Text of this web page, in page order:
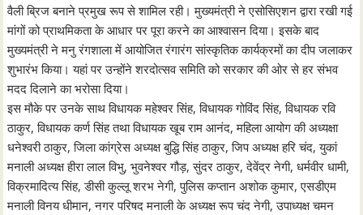
वैली ब्रिज बनाने प्रमुख रूप से शामिल रही। मुख्यमंत्री ने एसोसिएशन द्वारा रखी गई
मांगों को प्राथमिकता के आधार पर पूरा करने का आश्वासन दिया। इसके बाद
मुख्यमंत्री ने मनु रंगशाला में आयोजित रंगारंग सांस्कृतिक कार्यक्रमों का दीप जलाकर
शुभारंभ किया। यहां पर उन्होंने शरदोत्सव समिति को सरकार की ओर से हर संभव
मदद दिलाने का भरोसा दिया।
इस मौके पर उनके साथ विधायक महेश्वर सिंह, विधायक गोविंद सिंह, विधायक रवि
ठाकुर, विधायक कर्ण सिंह तथा विधायक खूब राम आनंद, महिला आयोग की अध्यक्षा
धनेश्वरी ठाकुर, जिला कांग्रेस अध्यक्ष बुद्धि सिंह ठाकुर, जिप अध्यक्ष हरि चंद, युकां
मनाली अध्यक्ष हीरा लाल विभु, भुवनेश्वर गौड़, सुंदर ठाकुर, देवेंद्र नेगी, धर्मवीर धामी,
विक्रमादित्य सिंह, डीसी कुल्लू शरभ नेगी, पुलिस कप्तान अशोक कुमार, एसडीएम
मनाली विनय धीमान, नगर परिषद मनाली के अध्यक्ष रूप चंद नेगी, उपाध्यक्ष चमन